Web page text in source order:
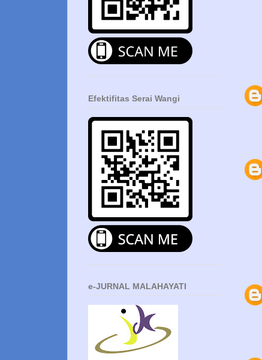
Efektifitas Serai Wangi
e-JURNAL MALAHAYATI